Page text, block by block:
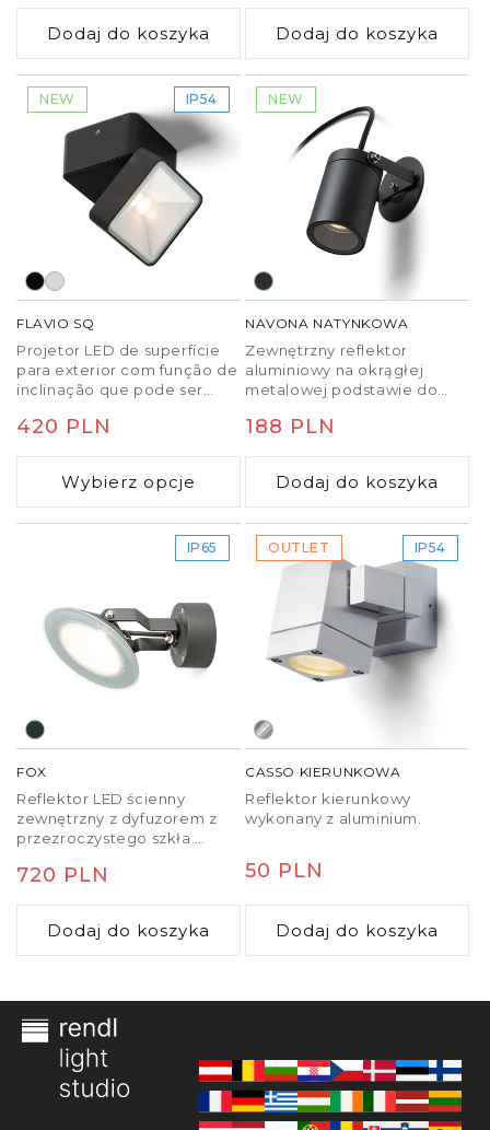
klina (R11755).
regularna
Dodaj do koszyka
regularna
Dodaj do koszyka
NEW IP54
FLAVIO SQ
Projetor LED de superfície
para exterior com função de
inclinação que pode ser
parede.
Cena
regularna
420 PLN
Wybierz opcje
NEW
NAVONA NATYNKOWA
Zewnętrzny reflektor
aluminiowy na okrągłej
metalowej podstawie do
GU10. W zestawie kabel
jest zakończony!
Cena
regularna
188 PLN
Dodaj do koszyka
IP65
FOX
Reflektor LED ścienny
zewnętrzny z dyfuzorem z
przezroczystego szkła.
instalowana w podłożu na
Cena
regularna
720 PLN
Dodaj do koszyka
OUTLET IP54
CASSO KIERUNKOWA
Reflektor kierunkowy
wykonany z aluminium.
Cena
regularna
50 PLN
Dodaj do koszyka